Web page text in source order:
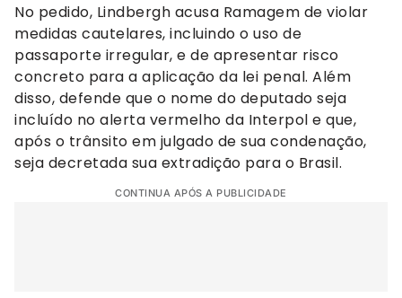
No pedido, Lindbergh acusa Ramagem de violar
medidas cautelares, incluindo o uso de
passaporte irregular, e de apresentar risco
concreto para a aplicação da lei penal. Além
disso, defende que o nome do deputado seja
incluído no alerta vermelho da Interpol e que,
após o trânsito em julgado de sua condenação,
seja decretada sua extradição para o Brasil.
CONTINUA APÓS A PUBLICIDADE